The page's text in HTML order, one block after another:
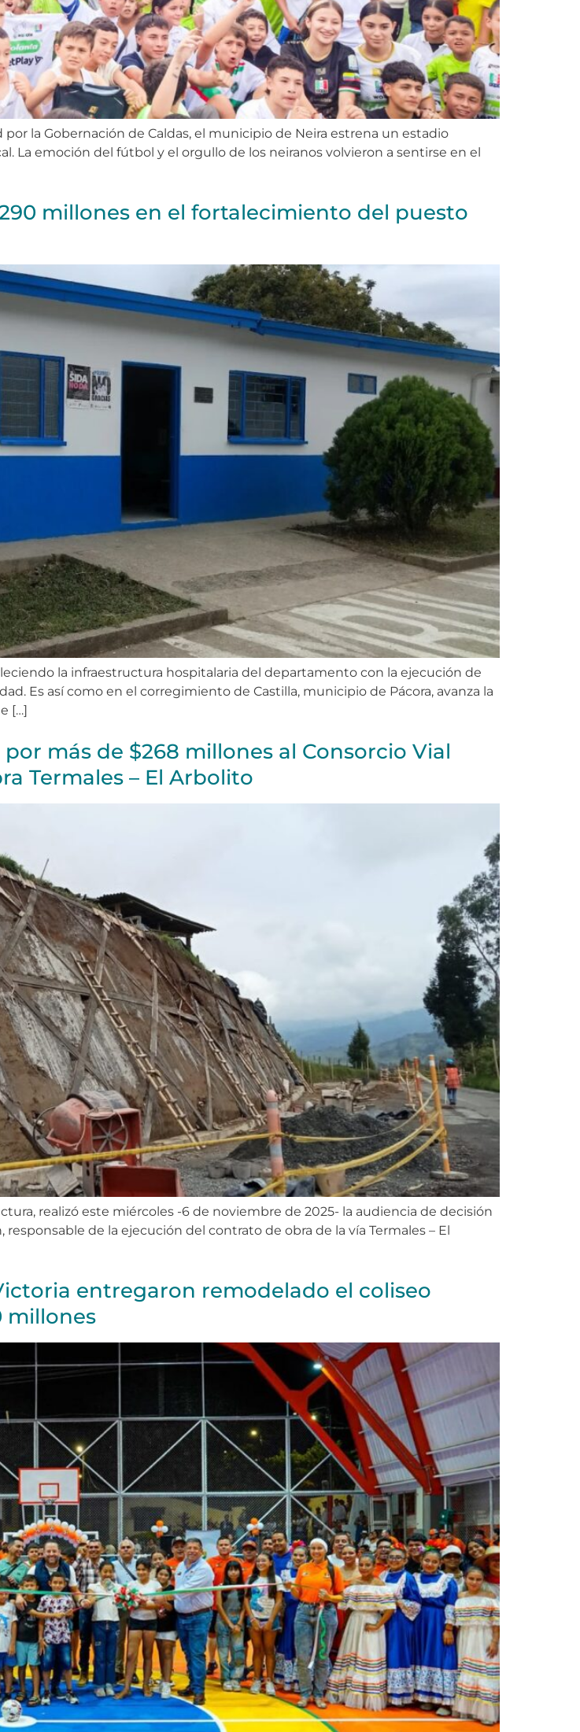
la Gobernación de Caldas, el municipio de Neira estrena un estadio
La emoción del fútbol y el orgullo de los neiranos volvieron a sentirse en el
millones en el fortalecimiento del puesto
la infraestructura hospitalaria del departamento con la ejecución de
Es así como en el corregimiento de Castilla, municipio de Pácora, avanza la
[…]
más de $268 millones al Consorcio Vial
Termales – El Arbolito
realizó este miércoles -6 de noviembre de 2025- la audiencia de decisión
de la ejecución del contrato de obra de la vía Termales – El
entregaron remodelado el coliseo
millones